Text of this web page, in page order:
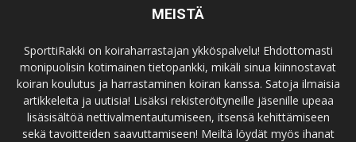
MEISTÄ
SporttiRakki on koiraharrastajan ykköspalvelu! Ehdottomasti
monipuolisin kotimainen tietopankki, mikäli sinua kiinnostavat
koiran koulutus ja harrastaminen koiran kanssa. Satoja ilmaisia
artikkeleita ja uutisia! Lisäksi rekisteröityneille jäsenille upeaa
lisäsisältöä nettivalmentautumiseen, itsensä kehittämiseen
sekä tavoitteiden saavuttamiseen! Meiltä löydät myös ihanat